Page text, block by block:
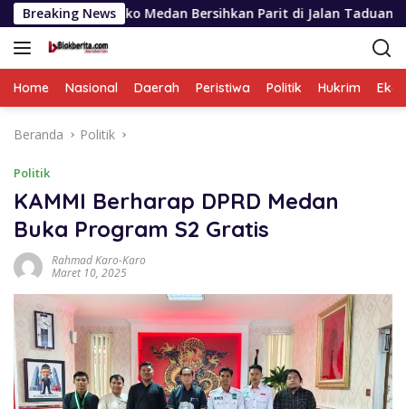
Langsung
ke
konten
Breaking News
Medan Bersihkan Parit di Jalan Taduan Antonius
Home Nasional Daerah Peristiwa Politik Hukrim
Beranda Politik
Politik
KAMMI Berharap DPRD Medan
Buka Program S2 Gratis
Rahmad Karo-Karo
Maret 10, 2025